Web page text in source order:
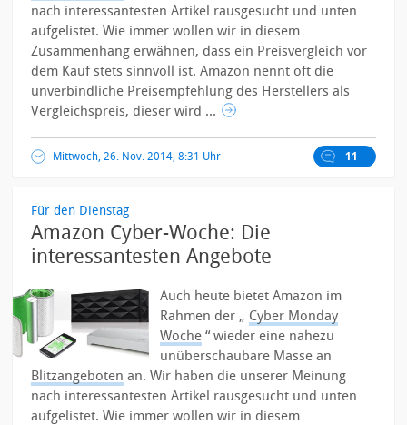
nach interessantesten Artikel rausgesucht und unten
aufgelistet.Wie immer wollen wir in diesem
Zusammenhang erwähnen, dass ein Preisvergleich vor
dem Kauf stets sinnvoll ist. Amazon nennt oft die
unverbindliche Preisempfehlung des Herstellers als
Vergleichspreis, dieser wird ...
Mittwoch, 26. Nov. 2014, 8:31 Uhr 11
Für den Dienstag
Amazon Cyber-Woche: Die
interessantesten Angebote
Auch heute bietet Amazon im
Rahmen der „ Cyber Monday
Woche “ wieder eine nahezu
unüberschaubare Masse an
Blitzangeboten an. Wir haben die unserer Meinung
nach interessantesten Artikel rausgesucht und unten
aufgelistet.Wie immer wollen wir in diesem